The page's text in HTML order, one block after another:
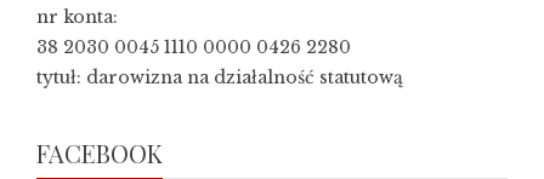
nr konta:
38 2030 0045 1110 0000 0426 2280
tytuł: darowizna na działalność statutową
FACEBOOK